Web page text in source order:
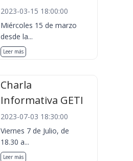
2023-03-15 18:00:00
Miércoles 15 de marzo
desde la...
Leer más
Charla
Informativa GETI
2023-07-03 18:30:00
Viernes 7 de Julio, de
18.30 a...
Leer más